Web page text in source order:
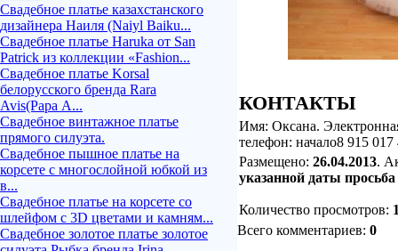
Свадебное платье казахстанского
дизайнера Наиля (Naiyl Baiku...
Свадебное платье Haruka от San
Patrick из коллекции «Fashion...
Свадебное платье Korsal
белорусского бренда Rara
Avis(Рара А...
Свадебное винтажное платье
прямого силуэта.
Свадебное пышное платье на
корсете с многослойной юбкой из
в...
Свадебное платье на корсете со
шлейфом с 3D цветами и камням...
Свадебное золотое платье золотое
КОНТАКТЫ
Имя: Оксана.
телефон: начало8 915
Размещено: 26.04.2013.
указанной даты
Количество просмотров:
Всего комментариев: 0